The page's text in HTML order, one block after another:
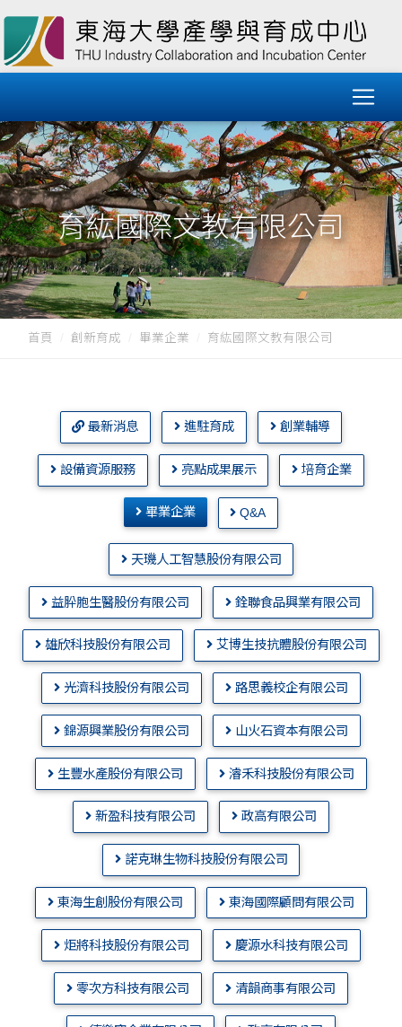
育紘國際文教有限公司
首頁 創新育成 畢業企業 育紘國際文教有限公司
最新消息 進駐育成 創業輔導
設備資源服務 亮點成果展示 培育企業
畢業企業 Q&A
天璣人工智慧股份有限公司
益肸胞生醫股份有限公司 銓聯食品興業有限公司
雄欣科技股份有限公司 艾博生技抗體股份有限公司
光濟科技股份有限公司 路思義校企有限公司
錦源興業股份有限公司 山火石資本有限公司
生豐水產股份有限公司 濬禾科技股份有限公司
新盈科技有限公司 政高有限公司
諾克琳生物科技股份有限公司
東海生創股份有限公司 東海國際顧問有限公司
炬將科技股份有限公司 慶源水科技有限公司
零次方科技有限公司 清韻商事有限公司